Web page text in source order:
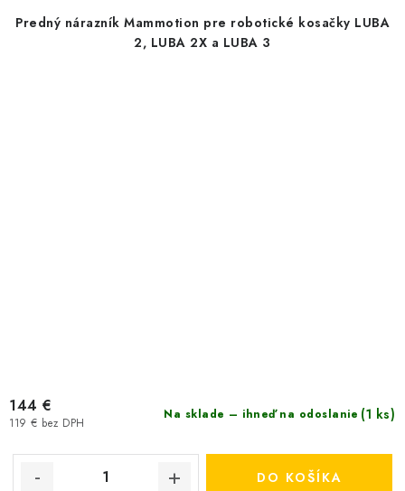
Predný nárazník Mammotion pre robotické kosačky LUBA
2, LUBA 2X a LUBA 3
Na sklade – ihneď na odoslanie (1 ks)
119 € bez DPH
144 €
DO KOŠÍKA